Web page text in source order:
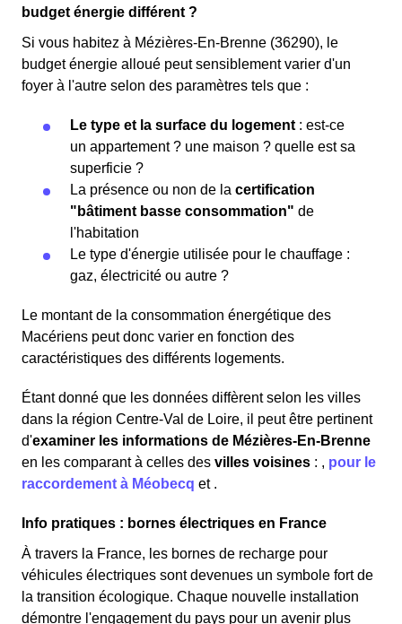
budget énergie différent ?
Si vous habitez à Mézières-En-Brenne (36290), le
budget énergie alloué peut sensiblement varier d'un
foyer à l'autre selon des paramètres tels que :
Le type et la surface du logement : est-ce
un appartement ? une maison ? quelle est sa
superficie ?
La présence ou non de la certification
"bâtiment basse consommation" de
l'habitation
Le type d'énergie utilisée pour le chauffage :
gaz, électricité ou autre ?
Le montant de la consommation énergétique des
Macériens peut donc varier en fonction des
caractéristiques des différents logements.
Étant donné que les données diffèrent selon les villes
dans la région Centre-Val de Loire, il peut être pertinent
d'examiner les informations de Mézières-En-Brenne
en les comparant à celles des villes voisines : , pour le
raccordement à Méobecq et .
Info pratiques : bornes électriques en France
À travers la France, les bornes de recharge pour
véhicules électriques sont devenues un symbole fort de
la transition écologique. Chaque nouvelle installation
démontre l'engagement du pays pour un avenir plus